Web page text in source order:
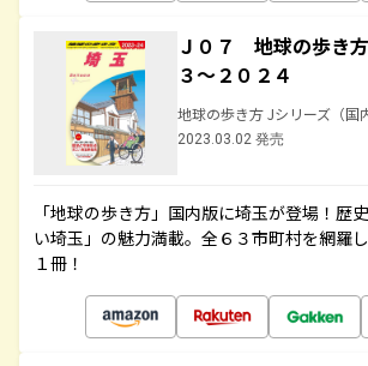
Ｊ０７ 地球の歩き
３～２０２４
地球の歩き方 Jシリーズ（国
2023.03.02 発売
「地球の歩き方」国内版に埼玉が登場！歴
い埼玉」の魅力満載。全６３市町村を網羅
１冊！